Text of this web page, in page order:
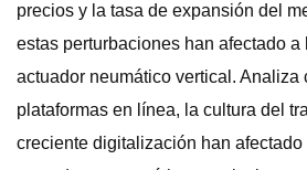
precios y la tasa de expansión del
estas perturbaciones han afectado a
actuador neumático vertical. Analiza
plataformas en línea, la cultura del
creciente digitalización han